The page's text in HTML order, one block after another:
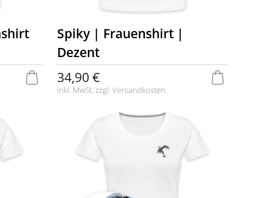
Spiky | Frauenshirt |
Dezent
34,90 €
inkl. MwSt. zzgl. Versandkosten